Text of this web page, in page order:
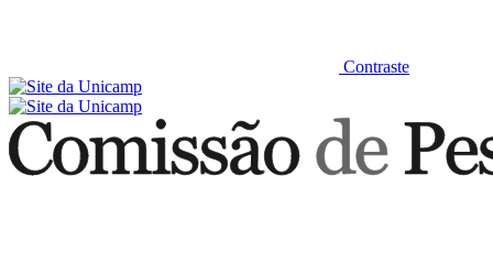
Contraste